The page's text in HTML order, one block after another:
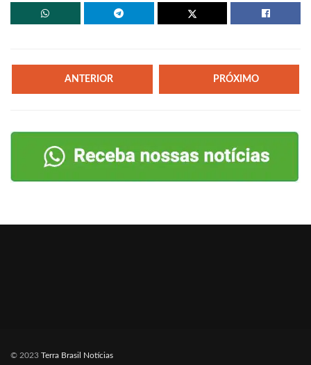
ANTERIOR PRÓXIMO
© 2023 Terra Brasil Notícias